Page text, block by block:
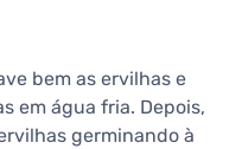
bem as ervilhas e
em água fria. Depois,
germinando à